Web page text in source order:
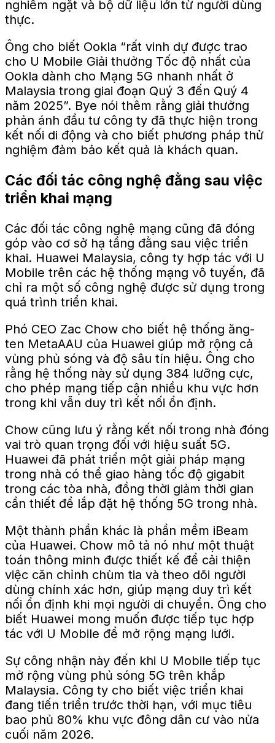
nghiêm ngặt và bộ dữ liệu lớn từ người dùng
thực.
Ông cho biết Ookla “rất vinh dự được trao
cho U Mobile Giải thưởng Tốc độ nhất của
Ookla dành cho Mạng 5G nhanh nhất ở
Malaysia trong giai đoạn Quý 3 đến Quý 4
năm 2025”. Bye nói thêm rằng giải thưởng
phản ánh đầu tư công ty đã thực hiện trong
kết nối di động và cho biết phương pháp thử
nghiệm đảm bảo kết quả là khách quan.
Các đối tác công nghệ đằng sau việc
triển khai mạng
Các đối tác công nghệ mạng cũng đã đóng
góp vào cơ sở hạ tầng đằng sau việc triển
khai. Huawei Malaysia, công ty hợp tác với U
Mobile trên các hệ thống mạng vô tuyến, đã
chỉ ra một số công nghệ được sử dụng trong
quá trình triển khai.
Phó CEO Zac Chow cho biết hệ thống ăng-
ten MetaAAU của Huawei giúp mở rộng cả
vùng phủ sóng và độ sâu tín hiệu. Ông cho
rằng hệ thống này sử dụng 384 lưỡng cực,
cho phép mạng tiếp cận nhiều khu vực hơn
trong khi vẫn duy trì kết nối ổn định.
Chow cũng lưu ý rằng kết nối trong nhà đóng
vai trò quan trọng đối với hiệu suất 5G.
Huawei đã phát triển một giải pháp mạng
trong nhà có thể giao hàng tốc độ gigabit
trong các tòa nhà, đồng thời giảm thời gian
cần thiết để lắp đặt hệ thống 5G trong nhà.
Một thành phần khác là phần mềm iBeam
của Huawei. Chow mô tả nó như một thuật
toán thông minh được thiết kế để cải thiện
việc căn chỉnh chùm tia và theo dõi người
dùng chính xác hơn, giúp mạng duy trì kết
nối ổn định khi mọi người di chuyển. Ông cho
biết Huawei mong muốn được tiếp tục hợp
tác với U Mobile để mở rộng mạng lưới.
Sự công nhận này đến khi U Mobile tiếp tục
mở rộng vùng phủ sóng 5G trên khắp
Malaysia. Công ty cho biết việc triển khai
đang tiến triển trước thời hạn, với mục tiêu
bao phủ 80% khu vực đông dân cư vào nửa
cuối năm 2026.